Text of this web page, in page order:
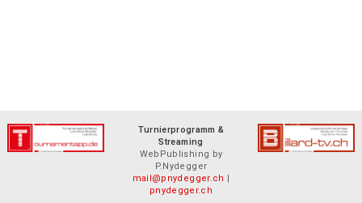
Turnierprogramm &
Streaming
WebPublishing by
P.Nydegger
mail@pnydegger.ch |
pnydegger.ch